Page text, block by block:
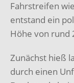
Fahrstreifen
entstand ein
Höhe von rund
Zunächst hieß
durch einen